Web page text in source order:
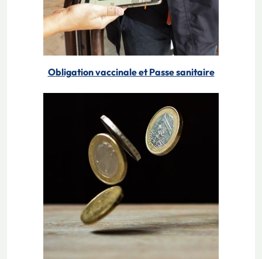
Obligation vaccinale et Passe sanitaire